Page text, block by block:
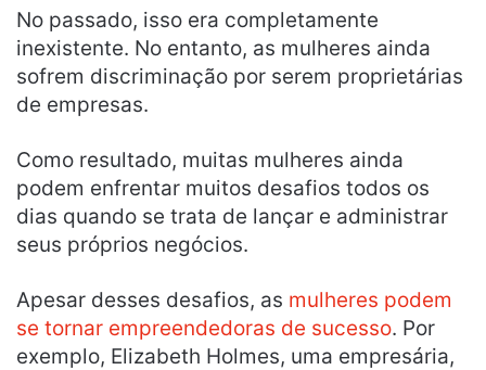
No passado, isso era completamente
inexistente. No entanto, as mulheres ainda
sofrem discriminação por serem proprietárias
de empresas.
Como resultado, muitas mulheres ainda
podem enfrentar muitos desafios todos os
dias quando se trata de lançar e administrar
seus próprios negócios.
Apesar desses desafios, as mulheres podem
se tornar empreendedoras de sucesso. Por
exemplo, Elizabeth Holmes, uma empresária,